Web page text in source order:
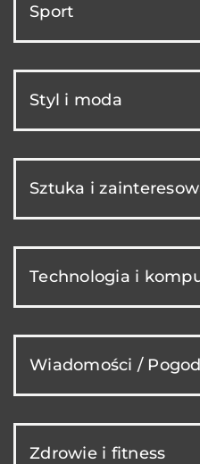
Sport
Styl i moda
Sztuka i
Technologia i
Wiadomości /
Zdrowie i fitness